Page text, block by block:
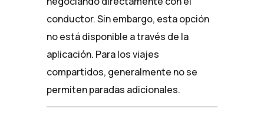
conductor. Sin embargo, esta opción
no está disponible a través de la
aplicación. Para los viajes
compartidos, generalmente no se
permiten paradas adicionales.